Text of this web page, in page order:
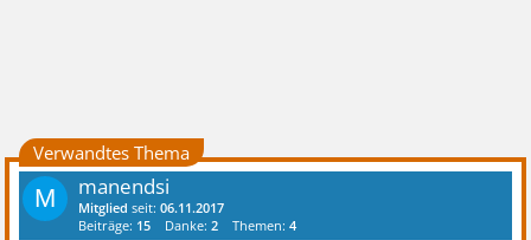
Verwandtes Thema
M manendsi
Mitglied seit:06.11.2017
Beiträge: 15 Danke:2 Themen:4